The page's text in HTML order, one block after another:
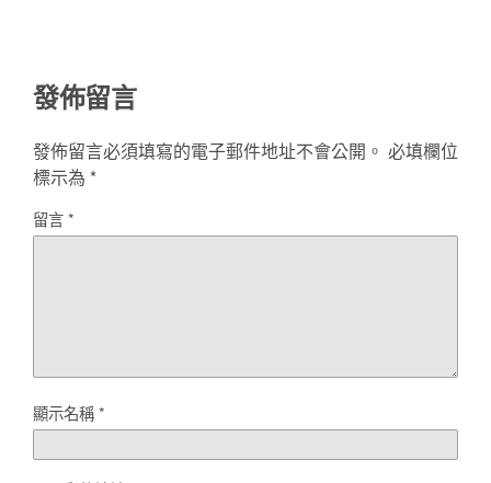
發佈留言
發佈留言必須填寫的電子郵件地址不會公開。 必填欄位
標示為 *
留言*
顯示名稱*